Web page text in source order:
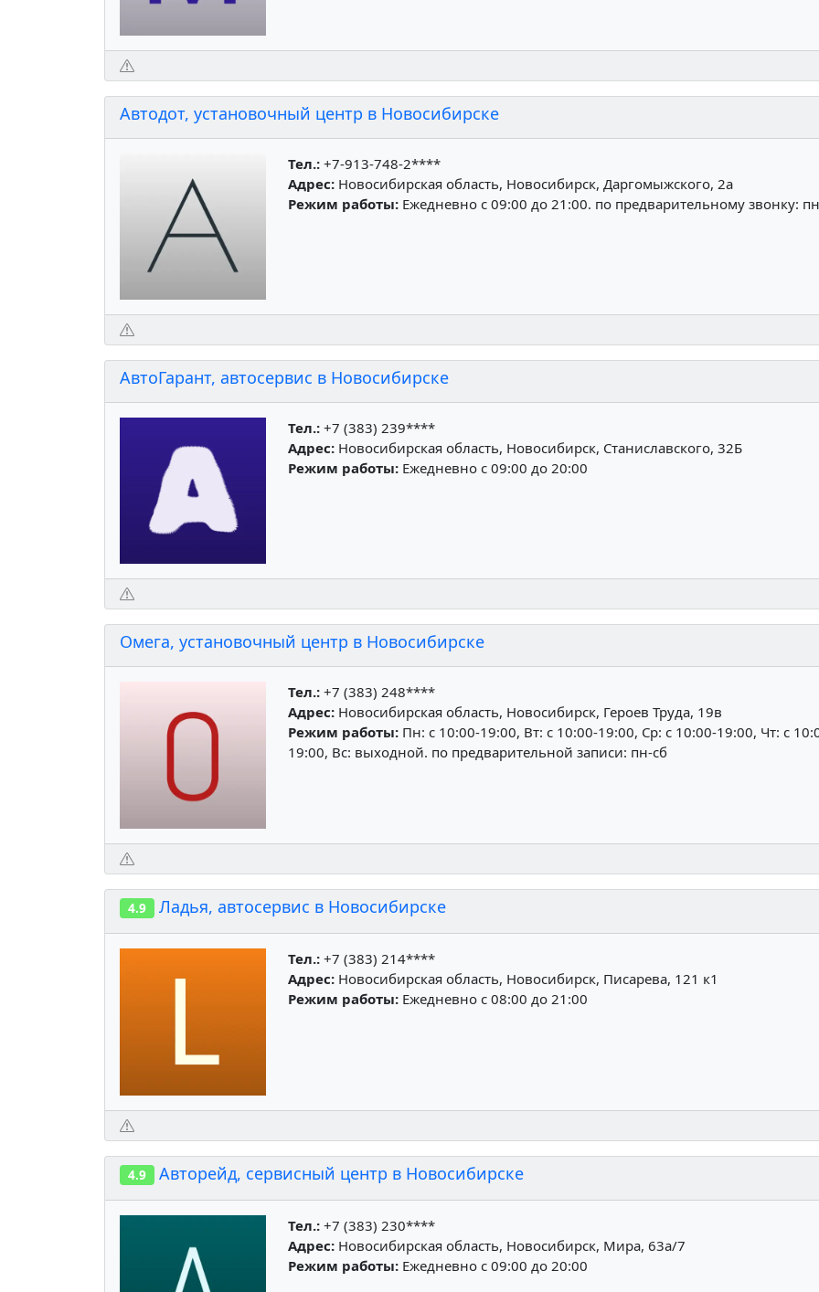
Автодот, установочный центр в Новосибирске
Тел.: +7-913-748-2****
Адрес: Новосибирская область, Новосибирск, Даргомыжского, 2а
Режим работы: Ежедневно с 09:00 до 21:00. по предварительному звонку:
АвтоГарант, автосервис в Новосибирске
Тел.: +7 (383) 239****
Адрес: Новосибирская область, Новосибирск, Станиславского, 32Б
Режим работы: Ежедневно с 09:00 до 20:00
Омега, установочный центр в Новосибирске
Тел.: +7 (383) 248****
Адрес: Новосибирская область, Новосибирск, Героев Труда, 19в
Режим работы: Пн: c 10:00-19:00, Вт: c 10:00-19:00, Ср: c 10:00-19:00, Чт: c
19:00, Вс: выходной. по предварительной записи: пн-сб
4.9 Ладья, автосервис в Новосибирске
Тел.: +7 (383) 214****
Адрес: Новосибирская область, Новосибирск, Писарева, 121 к1
Режим работы: Ежедневно с 08:00 до 21:00
4.9 Авторейд, сервисный центр в Новосибирске
Тел.: +7 (383) 230****
Адрес: Новосибирская область, Новосибирск, Мира, 63а/7
Режим работы: Ежедневно с 09:00 до 20:00